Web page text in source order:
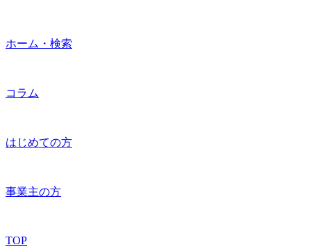
ホーム・検索
コラム
はじめての方
事業主の方
TOP